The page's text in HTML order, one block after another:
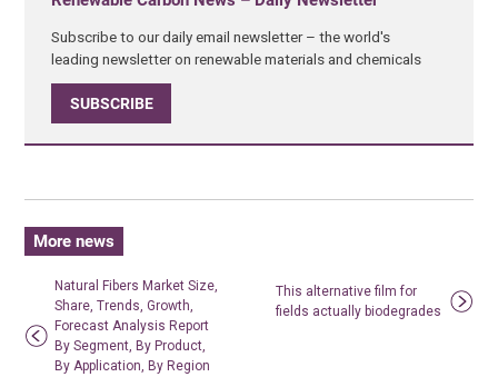
Subscribe to our daily email newsletter – the world's
leading newsletter on renewable materials and chemicals
SUBSCRIBE
More news
Natural Fibers Market Size,
Share, Trends, Growth,
Forecast Analysis Report
By Segment, By Product,
By Application, By Region
This alternative film for
fields actually biodegrades